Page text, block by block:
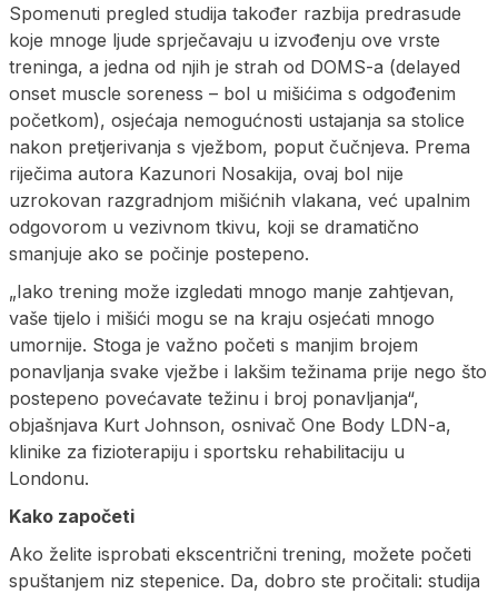
Spomenuti pregled studija također razbija predrasude
koje mnoge ljude sprječavaju u izvođenju ove vrste
treninga, a jedna od njih je strah od DOMS-a (delayed
onset muscle soreness – bol u mišićima s odgođenim
početkom), osjećaja nemogućnosti ustajanja sa stolice
nakon pretjerivanja s vježbom, poput čučnjeva. Prema
riječima autora Kazunori Nosakija, ovaj bol nije
uzrokovan razgradnjom mišićnih vlakana, već upalnim
odgovorom u vezivnom tkivu, koji se dramatično
smanjuje ako se počinje postepeno.
„Iako trening može izgledati mnogo manje zahtjevan,
vaše tijelo i mišići mogu se na kraju osjećati mnogo
umornije. Stoga je važno početi s manjim brojem
ponavljanja svake vježbe i lakšim težinama prije nego što
postepeno povećavate težinu i broj ponavljanja“,
objašnjava Kurt Johnson, osnivač One Body LDN-a,
klinike za fizioterapiju i sportsku rehabilitaciju u
Londonu.
Kako započeti
Ako želite isprobati ekscentrični trening, možete početi
spuštanjem niz stepenice. Da, dobro ste pročitali: studija